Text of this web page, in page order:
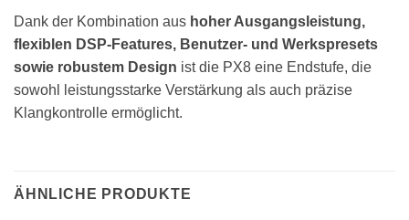
Dank der Kombination aus hoher Ausgangsleistung,
flexiblen DSP-Features, Benutzer- und Werkspresets
sowie robustem Design ist die PX8 eine Endstufe, die
sowohl leistungsstarke Verstärkung als auch präzise
Klangkontrolle ermöglicht.
ÄHNLICHE PRODUKTE